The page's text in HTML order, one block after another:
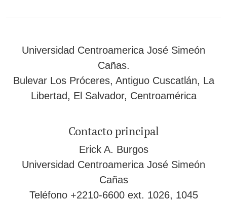
Universidad Centroamerica José Simeón
Cañas.
Bulevar Los Próceres, Antiguo Cuscatlán, La
Libertad, El Salvador, Centroamérica
Contacto principal
Erick A. Burgos
Universidad Centroamerica José Simeón
Cañas
Teléfono +2210-6600 ext. 1026, 1045